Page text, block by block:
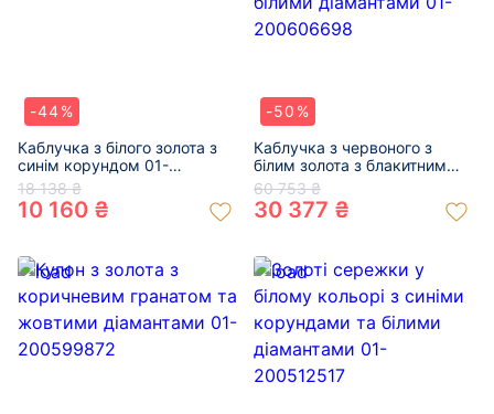
-44%
Каблучка з білого золота з
синім корундом 01-
200606649
18 138 ₴
10 160 ₴
-50%
Каблучка з червоного з
білим золота з блакитним
топазом та білими
діамантами 01-200606698
60 753 ₴
30 377 ₴